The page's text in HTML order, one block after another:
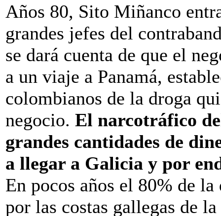
Años 80, Sito Miñanco
grandes jefes del
se dará cuenta de que el
a un viaje a Panamá,
colombianos de la droga
negocio. El narcotráfico
grandes cantidades de
a llegar a Galicia y por
En pocos años el 80% de
por las costas gallegas de